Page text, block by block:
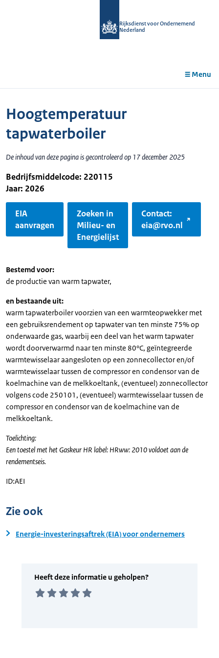
Rijksdienst voor Ondernemend
Nederland
Menu
Hoogtemperatuur
tapwaterboiler
De inhoud van deze pagina is gecontroleerd op 17 december 2025
Bedrijfsmiddelcode: 220115
Jaar: 2026
EIA
aanvragen
Zoeken in
Milieu- en
Energielijst
Contact:
eia@rvo.nl
Bestemd voor:
de productie van warm tapwater,
en bestaande uit:
warm tapwaterboiler voorzien van een warmteopwekker met
een gebruiksrendement op tapwater van ten minste 75% op
onderwaarde gas, waarbij een deel van het warm tapwater
wordt doorverwarmd naar ten minste 80°C, geïntegreerde
warmtewisselaar aangesloten op een zonnecollector en/of
warmtewisselaar tussen de compressor en condensor van de
koelmachine van de melkkoeltank, (eventueel) zonnecollector
volgens code 250101, (eventueel) warmtewisselaar tussen de
compressor en condensor van de koelmachine van de
melkkoeltank.
Toelichting:
Een toestel met het Gaskeur HR label: HRww: 2010 voldoet aan de
rendementseis.
ID:AEI
Zie ook
Energie-investeringsaftrek (EIA) voor ondernemers